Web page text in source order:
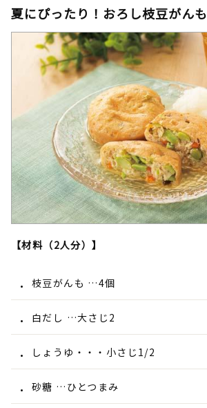
夏にぴったり！おろし枝豆がんも
【材料（2人分）】
枝豆がんも …4個
白だし …大さじ2
しょうゆ・・・小さじ1/2
砂糖 …ひとつまみ